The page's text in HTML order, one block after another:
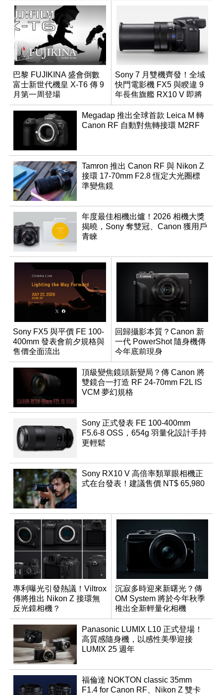
巴黎 FUJIKINA 盛會倒數
富士新世代機皇 X-T6 傳 9
月第一周登場
Sony 7 月雙機齊發！全域
快門電影機 FX5 與睽違 9
年長焦旗艦 RX10 V 即將
登場
Megadap 推出全球首款 Leica M 轉
Canon RF 自動對焦轉接環 M2RF
Tamron 推出 Canon RF 與 Nikon Z
接環 17-70mm F2.8 恆定大光圈標
準變焦鏡
年度最佳相機出爐！2026 相機大獎
揭曉，Sony 奪雙冠、Canon 獲用戶
青睞
Sony FX5 與平價 FE 100-
400mm 發表會前夕規格與
售價全面流出
回歸攝影本質？Canon 新
一代 PowerShot 隨身機傳
今年底前現身
頂級變焦鏡頭新變局？傳 Canon 將
雙鏡合一打造 RF 24-70mm F2L IS
VCM 夢幻規格
Sony 正式發表 FE 100-400mm
F5.6-8 OSS，654g 羽量化設計手持
更輕鬆
Sony RX10 V 高倍率類單眼相機正
式在台發表！建議售價 NT$ 65,980
專利曝光引發熱議！Viltrox
傳將推出 Nikon Z 接環無
反光鏡相機？
沉寂多時迎來新曙光？傳
OM System 將於今年秋季
推出全新輕量化相機
Panasonic LUMIX L10 正式登場！
高質感隨身機，以感性美學迎接
LUMIX 25 週年
福倫達 NOKTON classic 35mm
F1.4 for Canon RF、Nikon Z 雙卡